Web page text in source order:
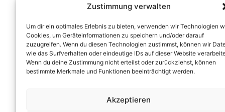
Zustimmung verwalten
Um dir ein optimales Erlebnis zu bieten, verwenden wir Technologien
Cookies, um Geräteinformationen zu speichern und/oder darauf
zuzugreifen. Wenn du diesen Technologien zustimmst, können wir
wie das Surfverhalten oder eindeutige IDs auf dieser Website
Wenn du deine Zustimmung nicht erteilst oder zurückziehst, können
bestimmte Merkmale und Funktionen beeinträchtigt werden.
Akzeptieren
Klicke hier, um Marketing-Cookies zu
akzeptieren und diesen Inhalt zu